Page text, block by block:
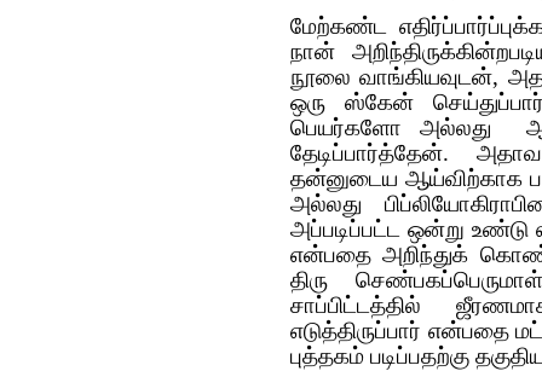
மேற்கண்ட
நான்
நூலை வாங்கியவுடன்,
ஒரு ஸ்கேன்
பெயர்களோ அல்லது
தேடிப்பார்த்தேன்.
தன்னுடைய ஆய்விற்காக
அல்லது
அப்படிப்பட்ட ஒன்று உண்டு
என்பதை அறிந்துக்
திரு
சாப்பிட்டத்தில்
எடுத்திருப்பார்
புத்தகம் படிப்பதற்கு